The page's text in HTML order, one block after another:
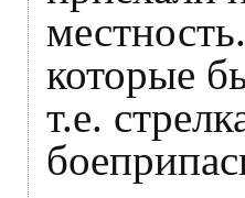
которые
т.е.